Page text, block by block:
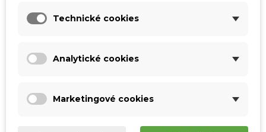
Vzor
Kvetované
Skladová dostupnosť
Odosielame IHNEĎ
Technické cookies
Analytické cookies
Marketingové cookies